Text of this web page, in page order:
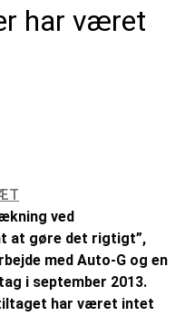
har været
ved
at gøre det rigtigt”,
med Auto-G og en
i september 2013.
har været intet